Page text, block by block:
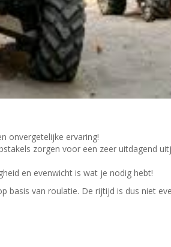
onvergetelijke ervaring!
zorgen voor een zeer uitdagend
en evenwicht is wat je nodig hebt!
basis van roulatie. De rijtijd is dus niet